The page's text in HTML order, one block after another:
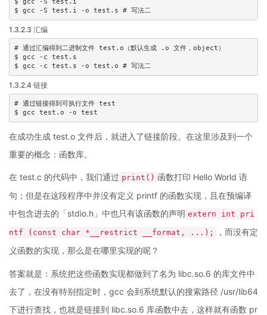
$ gcc -S test.i -o test.s # 写法二
1.3.2.3 汇编
# 通过汇编得到二进制文件 test.o（默认生成 .o 文件，object）
$ gcc -c test.s
$ gcc -c test.s -o test.o # 写法二
1.3.2.4 链接
# 通过链接得到可执行文件 test
$ gcc test.o -o test
在成功生成 test.o 文件后，就进入了链接阶段。在这里涉及到一个
重要的概念：函数库。
在 test.c 的代码中，我们通过 print() 函数打印 Hello World 语
句；但是在这段程序中并没有定义 printf 的函数实现，且在预编译
中包含进去的「stdio.h」中也只有该函数的声明 extern int pri
ntf (const char *__restrict __format, ...);
，而没有定
义函数的实现，那么是在哪里实现的呢？
答案就是：系统把这些函数实现都做到了名为 libc.so.6 的库文件中
去了，在没有特别指定时，gcc 会到系统默认的搜索路径 /usr/lib64
下进行查找，也就是链接到 libc.so.6 库函数中去，这样就有函数 pr